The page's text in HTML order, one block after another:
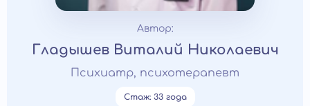
Автор:
Гладышев Виталий Николаевич
Психиатр, психотерапевт
Стаж: 33 года